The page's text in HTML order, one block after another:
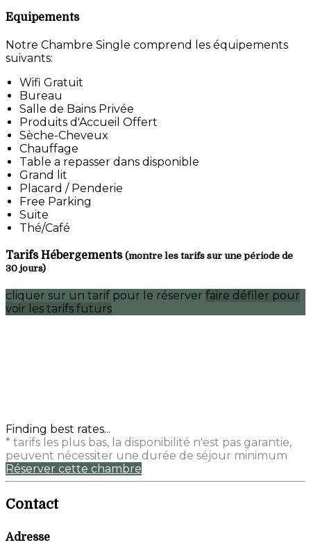
Equipements
Notre Chambre Single comprend les équipements
suivants:
Wifi Gratuit
Bureau
Salle de Bains Privée
Produits d'Accueil Offert
Sèche-Cheveux
Chauffage
Table a repasser dans disponible
Grand lit
Placard / Penderie
Free Parking
Suite
Thé/Café
Tarifs Hébergements (montre les tarifs sur une période de
30 jours)
cliquer sur un tarif pour le réserver faire défiler pour
voir les tarifs futurs
Finding best rates...
* tarifs les plus bas, la disponibilité n'est pas garantie,
peuvent nécessiter une durée de séjour minimum
Réserver cette chambre
Contact
Adresse